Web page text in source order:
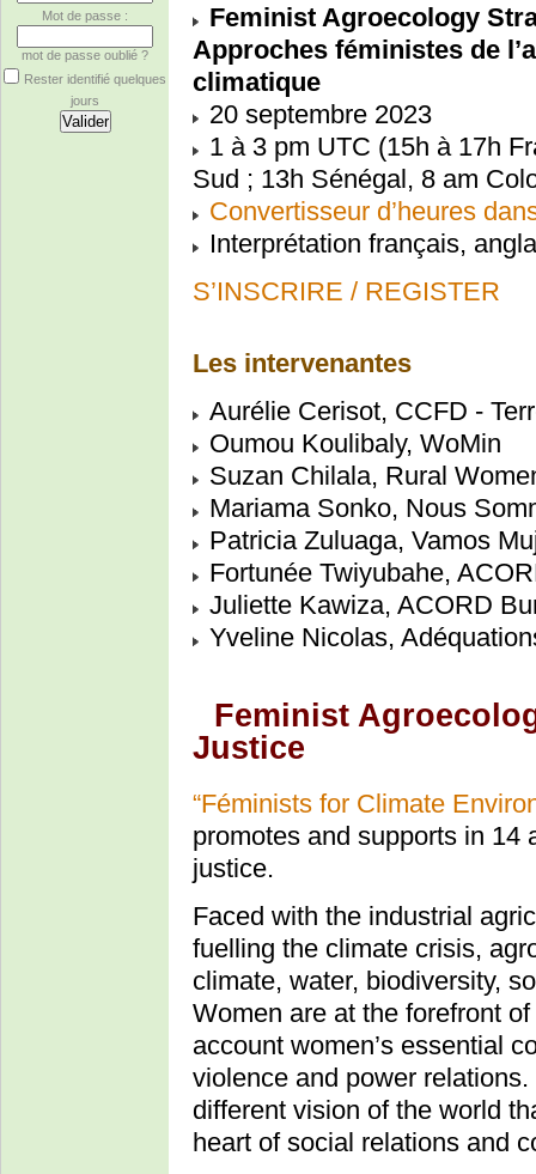
Mot de passe :
mot de passe oublié ?
Rester identifié quelques
jours
Feminist Agroecology
Approches féministes de
climatique
20 septembre 2023
1 à 3 pm UTC (15h à 17h
Sud ; 13h Sénégal, 8 am
Convertisseur d’heures
Interprétation français,
S’INSCRIRE / REGISTER
Les intervenantes
Aurélie Cerisot, CCFD -
Oumou Koulibaly, WoMin
Suzan Chilala, Rural
Mariama Sonko, Nous
Patricia Zuluaga, Vamos
Fortunée Twiyubahe,
Juliette Kawiza, ACORD
Yveline Nicolas,
Feminist
Justice
“Féminists for Climate
promotes and supports in 14
justice.
Faced with the industrial
fuelling the climate crisis,
climate, water, biodiversity,
Women are at the forefront
account women’s essential
violence and power
different vision of the world
heart of social relations and